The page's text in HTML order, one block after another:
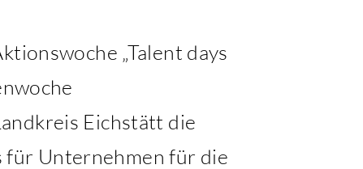
„Talent days
Eichstätt die
für Unternehmen für die